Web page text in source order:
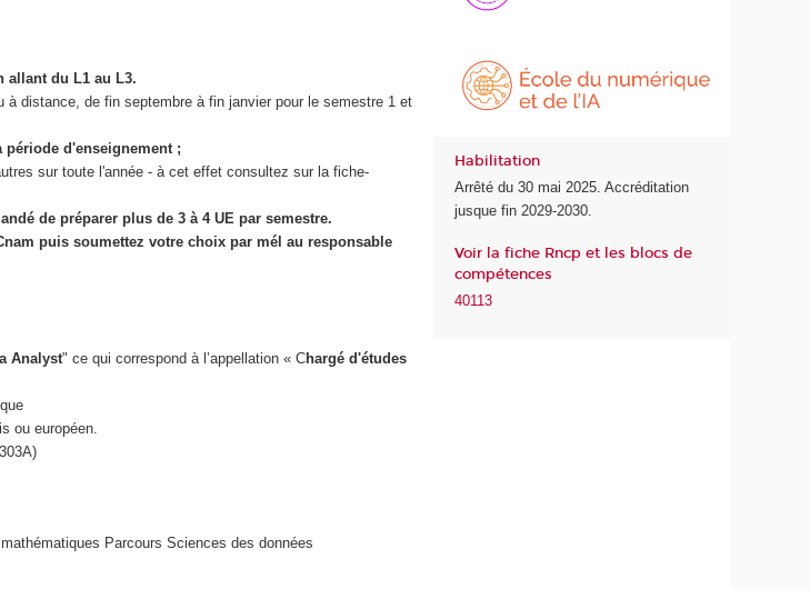
allant du L1 au L3.
distance, de fin septembre à fin janvier pour le semestre 1 et
d'enseignement ;
sur toute l'année - à cet effet consultez sur la fiche-
de préparer plus de 3 à 4 UE par semestre.
puis soumettez votre choix par mél au responsable
Analyst" ce qui correspond à l’appellation « Chargé d'études
ou européen.
Parcours Sciences des données
Habilitation
Arrêté du 30 mai 2025. Accréditation
jusque fin 2029-2030.
Voir la fiche Rncp et les blocs de
compétences
40113